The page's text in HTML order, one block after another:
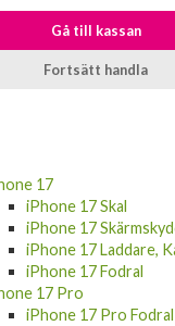
Gå till kassan
Fortsätt handla
17
iPhone 17 Skal
iPhone 17
iPhone 17 Laddare,
iPhone 17 Fodral
17 Pro
iPhone 17 Pro Fodral